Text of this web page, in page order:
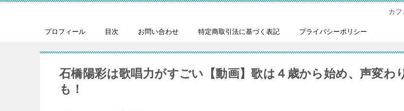
カフ
プロフィール 目次 お問い合わせ 特定商取引法に基づく表記 プライバシーポリシー
石橋陽彩は歌唱力がすごい【動画】歌は４歳から始め、声変わ
も！